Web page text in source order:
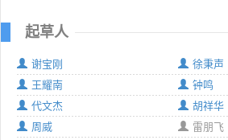
起草人
谢宝刚
徐秉声
王耀南
钟鸣
代文杰
胡祥华
周威
雷朋飞